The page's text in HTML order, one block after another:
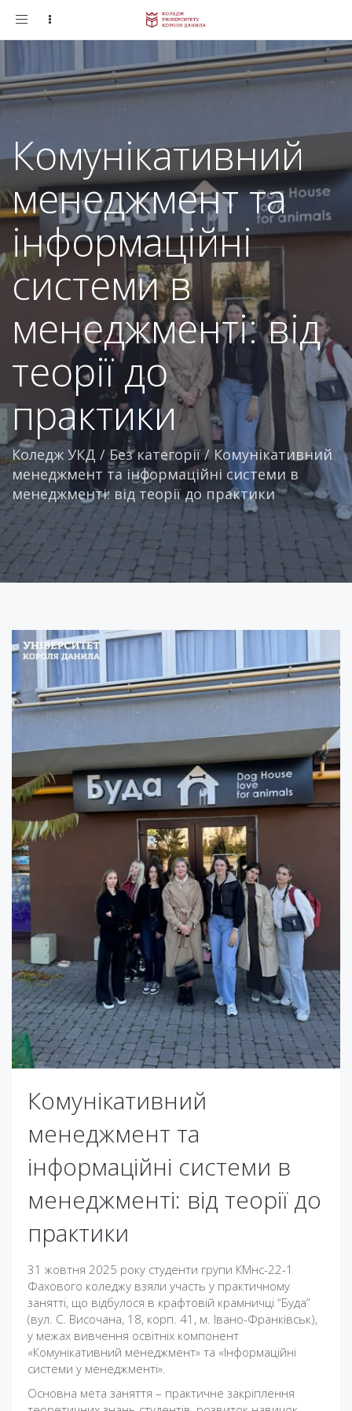
Toggle
Комунікативний
менеджмент та
інформаційні
системи в
менеджменті: від
теорії до
практики
Коледж УКД / Без категорії/ Комунікативний
менеджмент та інформаційні системи в
менеджменті: від теорії до практики
Комунікативний
менеджмент та
інформаційні системи в
менеджменті: від теорії до
практики
31 жовтня 2025 року студенти групи КМнс-22-1
Фахового коледжу взяли участь у практичному
занятті, що відбулося в крафтовій крамничці “Буда”
(вул. С. Височана, 18, корп. 41, м. Івано-Франківськ),
у межах вивчення освітніх компонент
«Комунікативний менеджмент» та «Інформаційні
системи у менеджменті».
Основна мета заняття – практичне закріплення